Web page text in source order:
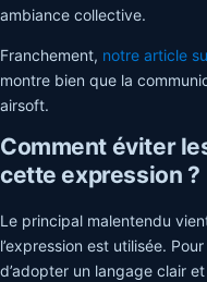
ambiance collective.
Franchement, notre article
montre bien que la
airsoft.
Comment éviter
cette expression ?
Le principal malentendu
l’expression est utilisée.
d’adopter un langage clair